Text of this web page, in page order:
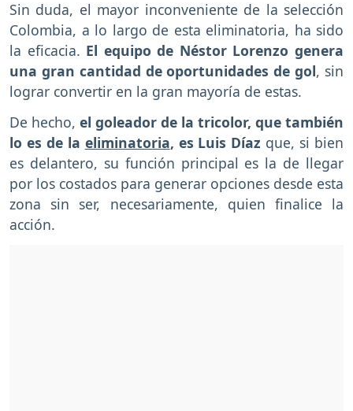
Sin duda, el mayor inconveniente de la selección
Colombia, a lo largo de esta eliminatoria, ha sido
la eficacia. El equipo de Néstor Lorenzo genera
una gran cantidad de oportunidades de gol, sin
lograr convertir en la gran mayoría de estas.
De hecho, el goleador de la tricolor, que también
lo es de la eliminatoria, es Luis Díaz que, si bien
es delantero, su función principal es la de llegar
por los costados para generar opciones desde esta
zona sin ser, necesariamente, quien finalice la
acción.